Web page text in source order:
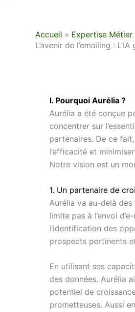
Accueil Expertise Métier
L’avenir de l’emailing :
I. Pourquoi Aurélia ?
Aurélia a été conçue
concentrer sur
partenaires. De ce
l’efficacité et
Notre vision est un
1. Un partenaire de
Aurélia va au-delà
limite pas à l’envoi
l’identification des
prospects pertinents
En utilisant ses
des données. Aurélia
potentiel de
prometteuses. Aussi